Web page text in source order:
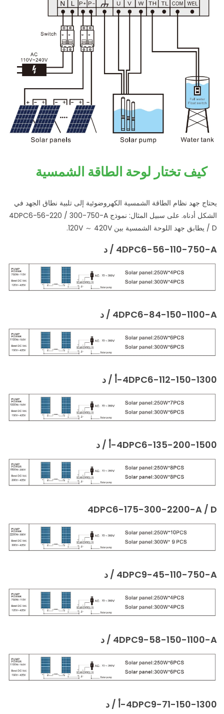
كيف تختار لوحة الطاقة الشمسية
يحتاج جهد نظام الطاقة الشمسية الكهروضوئية إلى تلبية نطاق الجهد في
الشكل أدناه. على سبيل المثال: نموذج 4DPC6-56-220 / 300-750-A
/ D يطابق جهد اللوحة الشمسية بين 120V ～ 420V.
4DPC6-56-110-750-A / د
4DPC6-84-150-1100-A / د
4DPC6-112-150-1300-أ / د
4DPC6-135-200-1500-أ / د
4DPC6-175-300-2200-A / D
4DPC9-45-110-750-A / د
4DPC9-58-150-1100-A / د
4DPC9-71-150-1300-أ / د